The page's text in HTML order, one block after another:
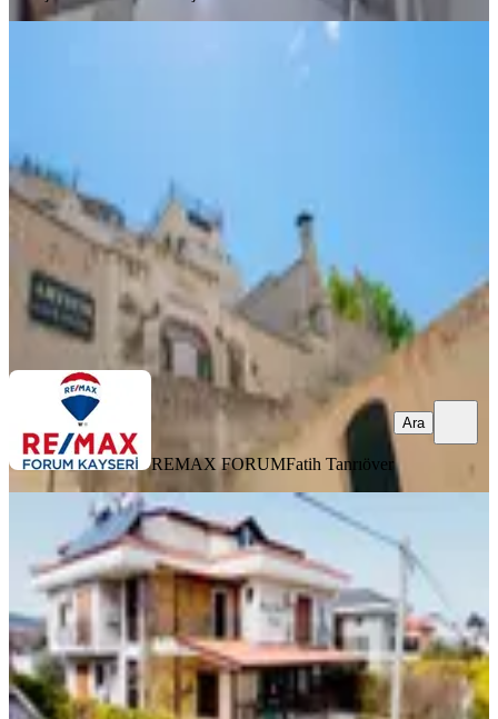
54.900.000 ₺
REMAX FORUM Fatih Tanrıöver
REMAX FORUMFatih Tanrıöver
Ara
Alaçatı Göbene'de Acil Satılık Butik
Otel
İzmir, Çeşme
750 m²
26.05.2026
60.000.000 ₺